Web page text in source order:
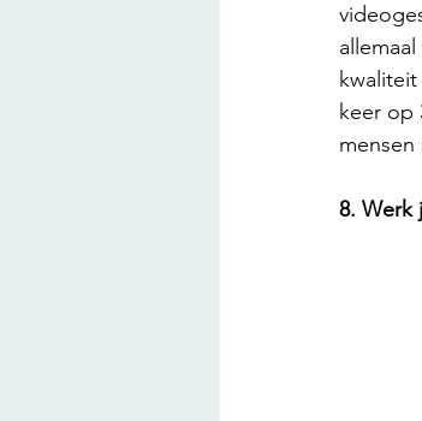
keer op
8. Werk